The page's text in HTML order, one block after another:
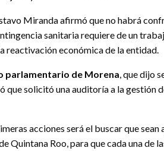
Miranda afirmó que no habrá
sanitaria requiere de un
reactivación económica de la entidad.
parlamentario de Morena, que dijo
que solicitó una auditoría a la gestión
acciones será el buscar que
Quintana Roo, para que cada una de